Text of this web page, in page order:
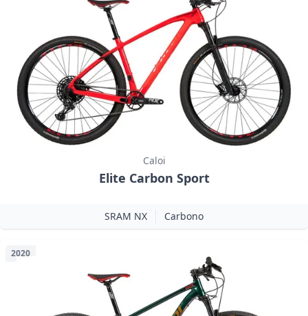
Caloi
Elite Carbon Sport
SRAM NX Carbono
2020